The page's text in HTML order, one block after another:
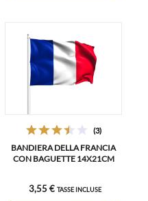
(3)
BANDIERA DELLA FRANCIA
CON BAGUETTE 14X21CM
3,55 € TASSE INCLUSE